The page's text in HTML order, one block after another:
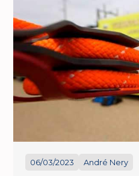
06/03/2023 André Nery